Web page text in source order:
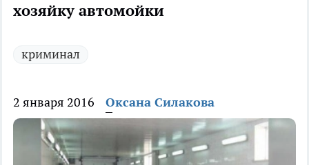
хозяйку автомойки
криминал
2 января 2016 Оксана Силакова